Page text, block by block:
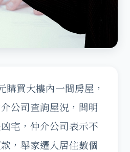
購買大樓內一間房屋，
公司查詢屋況，問明
宅，仲介公司表示不
，舉家遷入居住數個